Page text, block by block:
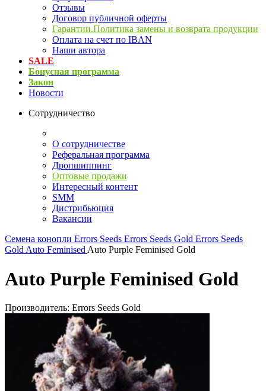
Отзывы
Договор публичной оферты
Гарантии.Политика замены и возврата продукции
Оплата на счет по IBAN
Наши автора
SALE
Бонусная программа
Закон
Новости
Сотрудничество
О сотрудничестве
Реферальная программа
Дропшиппинг
Оптовые продажи
Интересный контент
SMM
Дистрибьюция
Вакансии
Семена конопли Errors Seeds Errors Seeds Gold Errors Seeds
Gold Auto Feminised Auto Purple Feminised Gold
Auto Purple Feminised Gold
Производитель: Errors Seeds Gold